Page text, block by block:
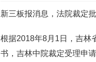
新三板报消息，法院裁定
根据2018年8月1日，吉林
书，吉林中院裁定受理申